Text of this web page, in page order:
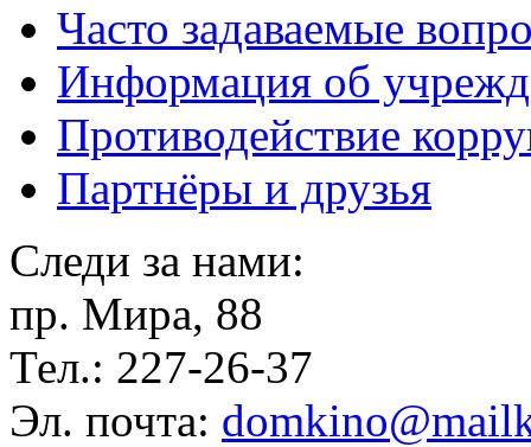
Часто задаваемые
Информация об
Противодействие
Партнёры и друзья
Следи за нами:
пр. Мира, 88
Тел.: 227-26-37
Эл. почта: